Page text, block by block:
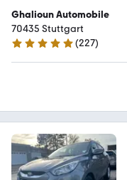
Ghalioun Automobile
70435 Stuttgart
5 Sterne
(227)